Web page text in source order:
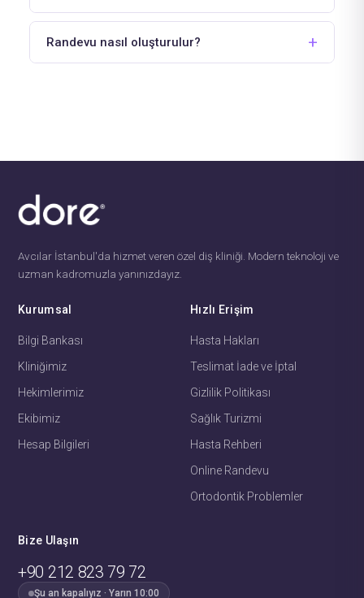
Randevu nasıl oluşturulur?
Avcılar İstanbul'da hizmet veren özel diş kliniği. Modern teknoloji ve
uzman kadromuzla yanınızdayız.
Kurumsal
Bilgi Bankası
Kliniğimiz
Hekimlerimiz
Ekibimiz
Hesap Bilgileri
Hızlı Erişim
Hasta Hakları
Teslimat İade ve İptal
Gizlilik Politikası
Sağlık Turizmi
Hasta Rehberi
Online Randevu
Ortodontik Problemler
Bize Ulaşın
+90 212 823 79 72
Şu an kapalıyız · Yarın 10:00